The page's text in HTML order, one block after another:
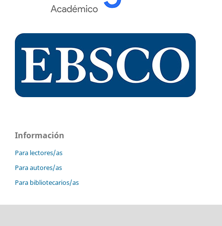
Información
Para lectores/as
Para autores/as
Para bibliotecarios/as